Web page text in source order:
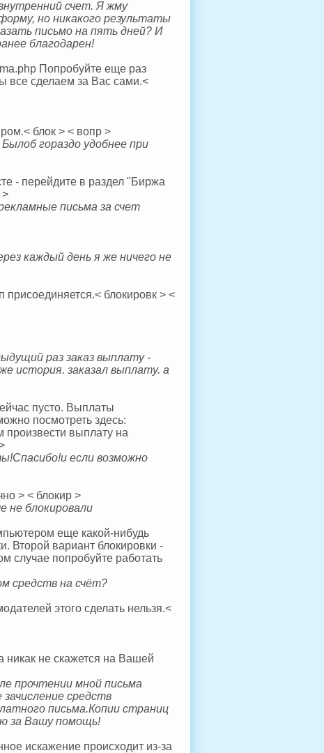
счет. Я жму
но никакого результаты
письмо на пять дней? И
благодарен!
Попробуйте еще раз
все сделаем за Вас сами.<
блок > < вопр >
гораздо удобнее при
- перейдите в раздел "Биржа
письма за счет
каждый день я же ничего не
блокировк > <
раз заказ выплату -
история. заказал выплату. а
пусто. Выплаты
посмотреть здесь:
произвести выплату на
если возможно
> < блокир >
не блокировали
еще какой-нибудь
Второй вариант блокировки -
случае попробуйте работать
средств на счёт?
этого сделать нельзя.<
не скажется на Вашей
прочтении мной письма
средств
письма.Копии страниц
за Вашу помощь!
искажение происходит из-за